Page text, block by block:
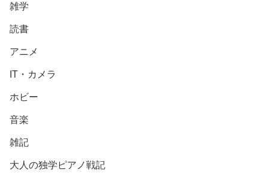
雑学
読書
アニメ
IT・カメラ
ホビー
音楽
雑記
大人の独学ピアノ戦記